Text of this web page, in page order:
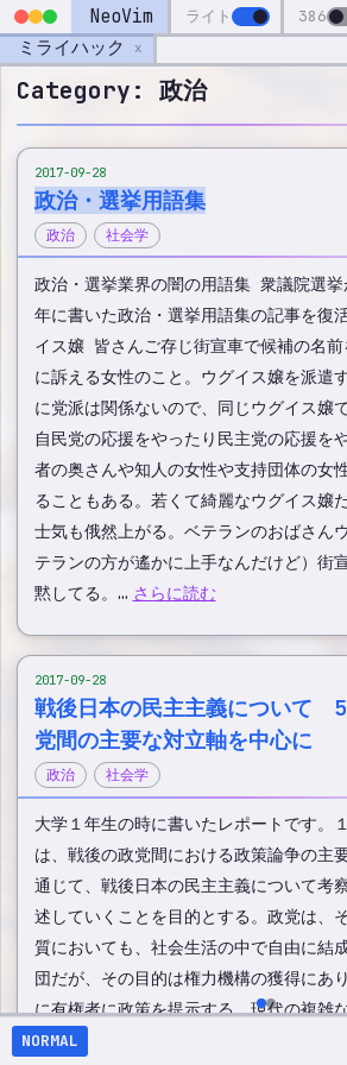
NeoVim ライト 386
ミライハック x
Category: 政治
2017-09-28
政治・選挙用語集
政治 社会学
政治・選挙業界の闇の用語集 衆議院選
年に書いた政治・選挙用語集の記事を復
イス嬢 皆さんご存じ街宣車で候補の名前
に訴える女性のこと。ウグイス嬢を派遣
に党派は関係ないので、同じウグイス嬢
自民党の応援をやったり民主党の応援を
者の奥さんや知人の女性や支持団体の女
ることもある。若くて綺麗なウグイス嬢
士気も俄然上がる。ベテランのおばさん
テランの方が遙かに上手なんだけど）街
黙してる。… さらに読む
2017-09-28
戦後日本の民主主義について
党間の主要な対立軸を中心に
政治 社会学
大学１年生の時に書いたレポートです。
は、戦後の政党間における政策論争の主
通じて、戦後日本の民主主義について考
述していくことを目的とする。政党は、
質においても、社会生活の中で自由に結
団だが、その目的は権力機構の獲得にあ
に有権者に政策を提示する。現代の複雑
「社会と国家の架け橋」（Ｅ．バーク）
NORMAL